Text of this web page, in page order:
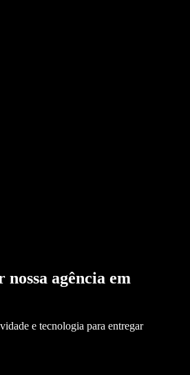
nossa agência em
e tecnologia para entregar